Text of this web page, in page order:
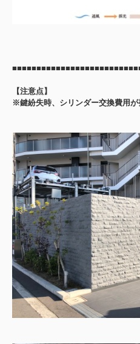
【注意点】
※鍵紛失時、シリンダー交換費用が